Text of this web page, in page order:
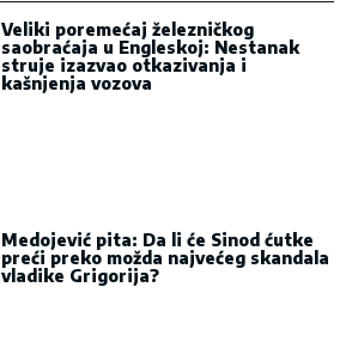
Veliki poremećaj železničkog
saobraćaja u Engleskoj: Nestanak
struje izazvao otkazivanja i
kašnjenja vozova
Medojević pita: Da li će Sinod ćutke
preći preko možda najvećeg skandala
vladike Grigorija?